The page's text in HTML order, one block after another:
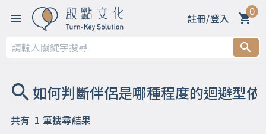
註冊/登入 0
共有 1 筆搜尋結果